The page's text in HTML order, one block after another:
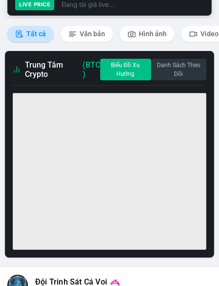
LIVE PRICE Đang tải giá live...
Tất cả Văn bản Hình ảnh Video
Trung Tâm
Crypto
(BTC
)
Biểu Đồ Xu
Hướng
Danh Sách Theo
Dõi
Đội Trinh Sát Cá Voi